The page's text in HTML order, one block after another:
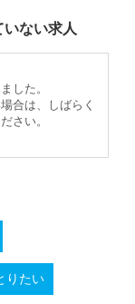
ない求人
した。
合は、しばらく
さい。
りたい